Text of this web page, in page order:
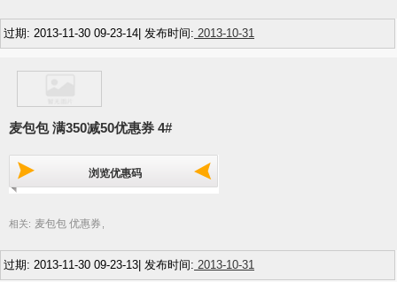
过期: 2013-11-30 09-23-14| 发布时间: 2013-10-31
麦包包 满350减50优惠券 4#
浏览优惠码
相关: 麦包包 优惠券 ,
过期: 2013-11-30 09-23-13| 发布时间: 2013-10-31